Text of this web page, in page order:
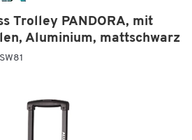
Trolley PANDORA, mit
Aluminium, mattschwarz